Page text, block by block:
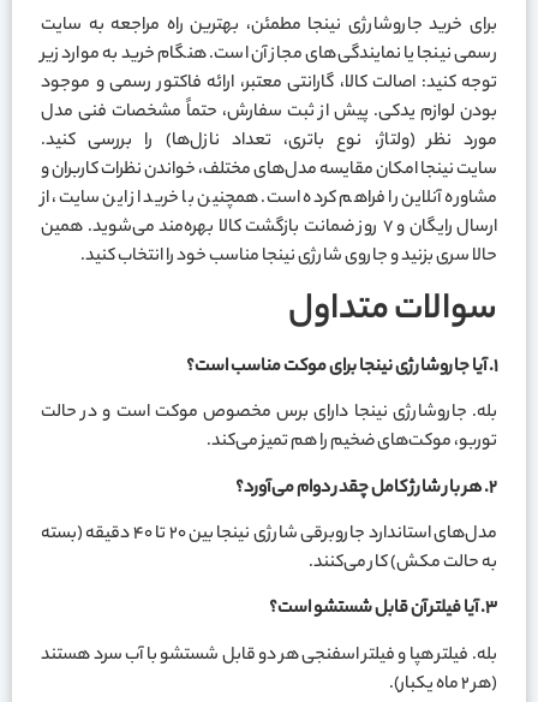
برای خرید جاروشارژی نینجا مطمئن، بهترین راه مراجعه به سایت
رسمی نینجا یا نمایندگی‌های مجاز آن است. هنگام خرید به موارد زیر
توجه کنید: اصالت کالا، گارانتی معتبر، ارائه فاکتور رسمی و موجود
بودن لوازم یدکی. پیش از ثبت سفارش، حتماً مشخصات فنی مدل
مورد نظر (ولتاژ، نوع باتری، تعداد نازل‌ها) را بررسی کنید.
سایت نینجا امکان مقایسه مدل‌های مختلف، خواندن نظرات کاربران و
مشاوره آنلاین را فراهم کرده است. همچنین با خرید از این سایت، از
ارسال رایگان و ۷ روز ضمانت بازگشت کالا بهره‌مند می‌شوید. همین
حالا سری بزنید و جاروی شارژی نینجا مناسب خود را انتخاب کنید.
سوالات متداول
۱.آیا جاروشارژی نینجا برای موکت مناسب است؟
بله. جاروشارژی نینجا دارای برس مخصوص موکت است و در حالت
توربو، موکت‌های ضخیم را هم تمیز می‌کند.
۲.هر بار شارژ کامل چقدر دوام می‌آورد؟
مدل‌های استاندارد جاروبرقی شارژی نینجا بین ۲۰ تا ۴۰ دقیقه (بسته
به حالت مکش) کار می‌کنند.
۳.آیا فیلتر آن قابل شستشو است؟
بله. فیلتر هپا و فیلتر اسفنجی هر دو قابل شستشو با آب سرد هستند
(هر ۲ ماه یکبار).